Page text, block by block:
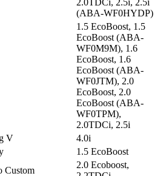
(ABA-WF0HYDP)
1.5 EcoBoost, 1.5
EcoBoost (ABA-
WF0M9M), 1.6
EcoBoost, 1.6
EcoBoost (ABA-
WF0JTM), 2.0
EcoBoost, 2.0
EcoBoost (ABA-
WF0TPM),
2.0TDCi, 2.5i
V
4.0i
1.5 EcoBoost
Custom
2.0 Ecoboost,